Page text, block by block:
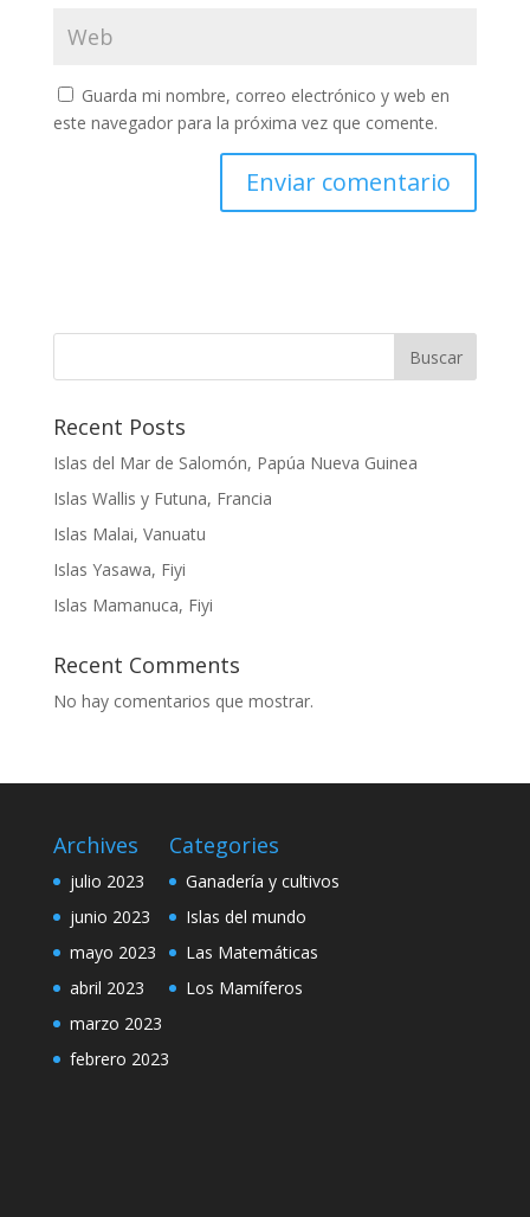
Guarda mi nombre, correo electrónico y web en
este navegador para la próxima vez que comente.
Buscar
Recent Posts
Islas del Mar de Salomón, Papúa Nueva Guinea
Islas Wallis y Futuna, Francia
Islas Malai, Vanuatu
Islas Yasawa, Fiyi
Islas Mamanuca, Fiyi
Recent Comments
No hay comentarios que mostrar.
Archives
julio 2023
junio 2023
mayo 2023
abril 2023
marzo 2023
febrero 2023
Categories
Ganadería y cultivos
Islas del mundo
Las Matemáticas
Los Mamíferos